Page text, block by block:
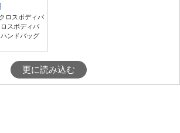
ロスボディバ
スボディバ
ンドバッグ
更に読み込む